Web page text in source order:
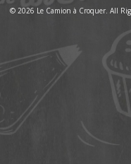
© 2026 Le Camion à Croquer. All